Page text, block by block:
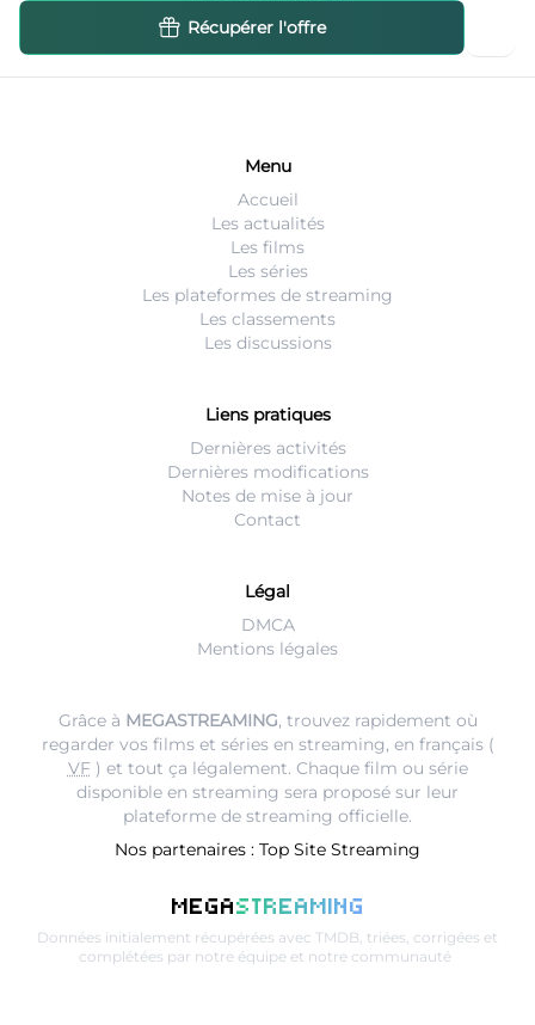
Récupérer l'offre
Menu
Accueil
Les actualités
Les films
Les séries
Les plateformes de streaming
Les classements
Les discussions
Liens pratiques
Dernières activités
Dernières modifications
Notes de mise à jour
Contact
Légal
DMCA
Mentions légales
Grâce à MEGASTREAMING, trouvez rapidement où
regarder vos films et séries en streaming, en français (
VF) et tout ça légalement. Chaque film ou série
disponible en streaming sera proposé sur leur
plateforme de streaming officielle.
Nos partenaires : Top Site Streaming
MEGASTREAMING
Données initialement récupérées avec TMDB , triées, corrigées et
complétées par notre équipe et notre communauté